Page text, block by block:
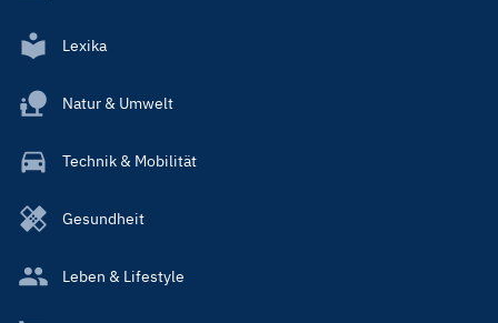
Lexika
Natur & Umwelt
Technik & Mobilität
Gesundheit
Leben & Lifestyle